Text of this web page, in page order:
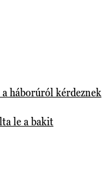
háborúról kérdeznek
le a bakit